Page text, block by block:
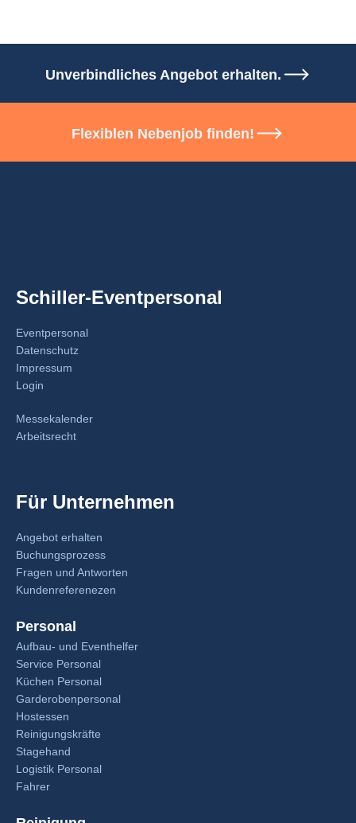
Unverbindliches Angebot erhalten.
Flexiblen Nebenjob finden!
Schiller-Eventpersonal
Eventpersonal
Datenschutz
Impressum
Login
Messekalender
Arbeitsrecht
Für Unternehmen
Angebot erhalten
Buchungsprozess
Fragen und Antworten
Kundenreferenezen
Personal
Aufbau- und Eventhelfer
Service Personal
Küchen Personal
Garderobenpersonal
Hostessen
Reinigungskräfte
Stagehand
Logistik Personal
Fahrer